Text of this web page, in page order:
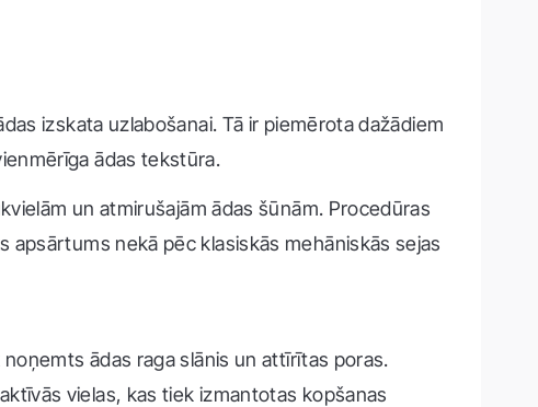
izskata uzlabošanai. Tā ir piemērota dažādiem
ādas tekstūra.
un atmirušajām ādas šūnām. Procedūras
apsārtums nekā pēc klasiskās mehāniskās sejas
ādas raga slānis un attīrītas poras.
vielas, kas tiek izmantotas kopšanas